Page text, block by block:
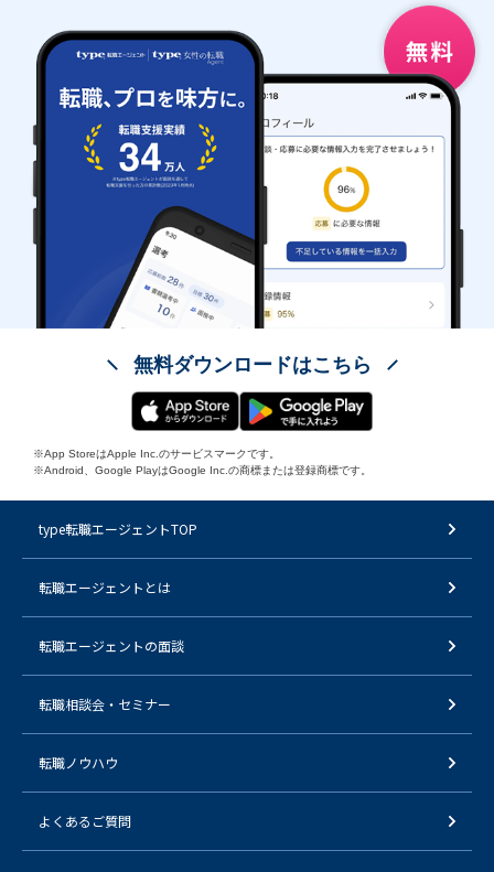
無料ダウンロードはこちら
※App StoreはApple Inc.のサービスマークです。
※Android、Google PlayはGoogle Inc.の商標または登録商標です。
type転職エージェントTOP
転職エージェントとは
転職エージェントの面談
転職相談会・セミナー
転職ノウハウ
よくあるご質問